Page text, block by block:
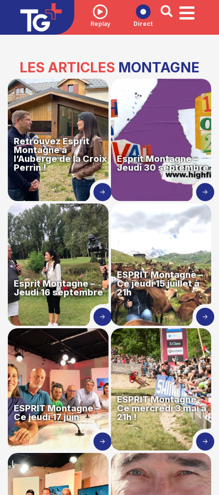
Replay Direct
LES ARTICLES MONTAGNE
Retrouvez Esprit
Montagne à
l’Auberge de la Croix
Perrin !
Esprit Montagne –
Jeudi 30 septembre
Esprit Montagne –
Jeudi 16 septembre
ESPRIT Montagne –
Ce jeudi 15 juillet à
21h
ESPRIT Montagne –
Ce jeudi 17 juin
ESPRIT Montagne –
Ce mercredi 3 mai à
21h !